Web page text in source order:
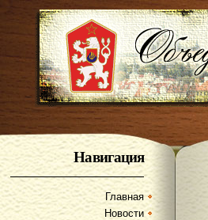
Навигация
Главная
Новости